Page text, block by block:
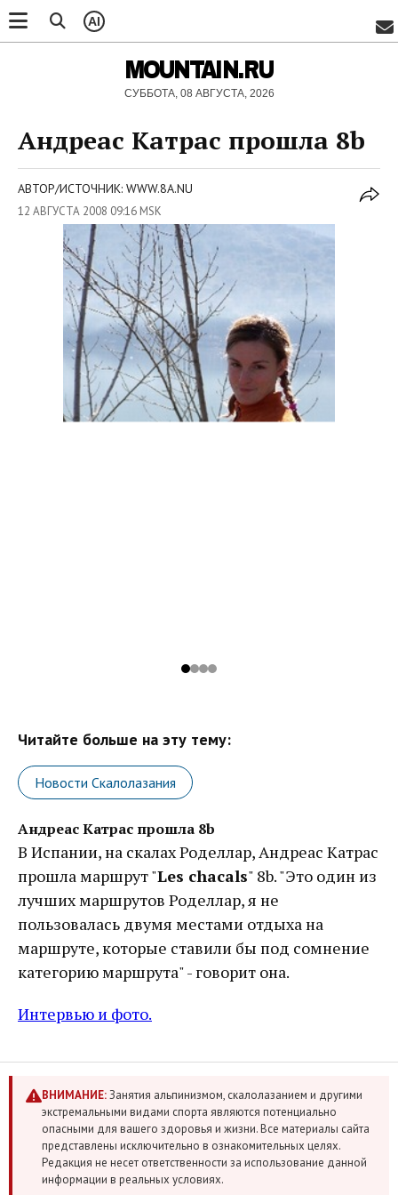
AI
MOUNTAIN.RU
СУББОТА, 08 АВГУСТА, 2026
Андреас Катрас прошла 8b
АВТОР/ИСТОЧНИК: WWW.8A.NU
12 АВГУСТА 2008 09:16 MSK
Читайте больше на эту тему:
Новости Скалолазания
Андреас Катрас прошла 8b
В Испании, на скалах Роделлар, Андреас Катрас
прошла маршрут "Les chacals" 8b. "Это один из
лучших маршрутов Роделлар, я не
пользовалась двумя местами отдыха на
маршруте, которые ставили бы под сомнение
категорию маршрута" - говорит она.
Интервью и фото.
ВНИМАНИЕ:Занятия альпинизмом, скалолазанием и другими
экстремальными видами спорта являются потенциально
опасными для вашего здоровья и жизни. Все материалы сайта
представлены исключительно в ознакомительных целях.
Редакция не несет ответственности за использование данной
информации в реальных условиях.